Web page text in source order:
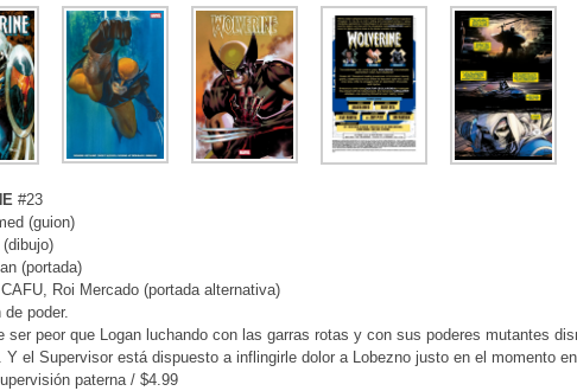
#23
(guion)
(portada)
Roi Mercado (portada alternativa)
de poder.
ser peor que Logan luchando con las garras rotas y con sus poderes mutantes
Y el Supervisor está dispuesto a inflingirle dolor a Lobezno justo en el momento
paterna / $4.99